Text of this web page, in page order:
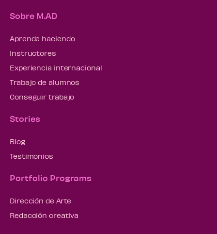
Sobre M.AD
Aprende haciendo
Instructores
Experiencia internacional
Trabajo de alumnos
Conseguir trabajo
Stories
Blog
Testimonios
Portfolio Programs
Dirección de Arte
Redacción creativa